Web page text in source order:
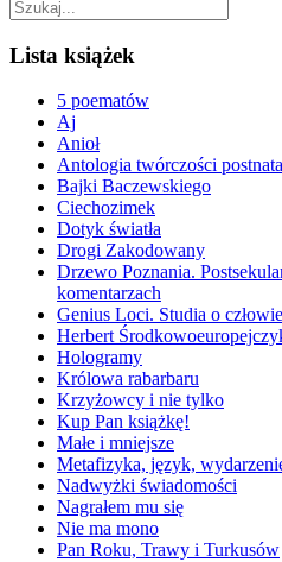
Lista książek
5 poematów
Aj
Anioł
Antologia twórczości
Bajki Baczewskiego
Ciechozimek
Dotyk światła
Drogi Zakodowany
Drzewo Poznania.
komentarzach
Genius Loci. Studia o
Herbert
Hologramy
Królowa rabarbaru
Krzyżowcy i nie tylko
Kup Pan książkę!
Małe i mniejsze
Metafizyka, język,
Nadwyżki świadomości
Nagrałem mu się
Nie ma mono
Pan Roku, Trawy i Turkusów